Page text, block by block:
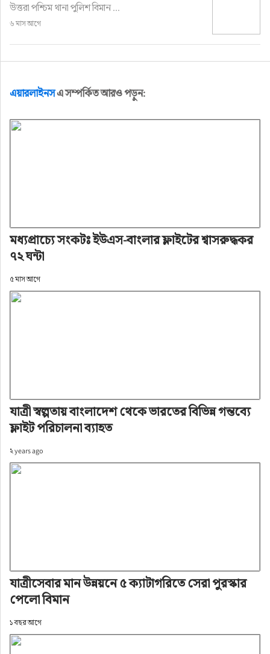
উত্তরা পশ্চিম থানা পুলিশ বিমান ...
৬ মাস আগে
এয়ারলাইনসএ সম্পর্কিত আরও পড়ুন:
মধ্যপ্রাচ্যে সংকটঃ ইউএস-বাংলার ফ্লাইটের শ্বাসরুদ্ধকর
৭২ ঘন্টা
৫ মাস আগে
যাত্রী স্বল্পতায় বাংলাদেশ থেকে ভারতের বিভিন্ন গন্তব্যে
ফ্লাইট পরিচালনা ব্যাহত
২ years ago
যাত্রীসেবার মান উন্নয়নে ৫ ক্যাটাগরিতে সেরা পুরস্কার
পেলো বিমান
১ বছর আগে